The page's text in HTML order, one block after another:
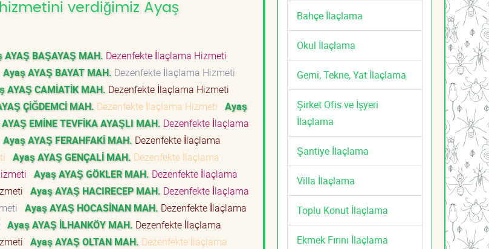
verdiğimiz Ayaş
AYAŞ BAŞAYAŞ MAH. Dezenfekte İlaçlama Hizmeti
Ayaş AYAŞ BAYAT MAH. Dezenfekte İlaçlama Hizmeti
AYAŞ CAMİATİK MAH. Dezenfekte İlaçlama Hizmeti
ÇİĞDEMCİ MAH. Dezenfekte İlaçlama Hizmeti Ayaş
EMİNE TEVFİKA AYAŞLI MAH. Dezenfekte İlaçlama
Ayaş AYAŞ FERAHFAKİ MAH. Dezenfekte İlaçlama
Ayaş AYAŞ GENÇALİ MAH. Dezenfekte İlaçlama
Ayaş AYAŞ GÖKLER MAH. Dezenfekte İlaçlama
Ayaş AYAŞ HACIRECEP MAH. Dezenfekte İlaçlama
Ayaş AYAŞ HOCASİNAN MAH. Dezenfekte İlaçlama
Ayaş AYAŞ İLHANKÖY MAH. Dezenfekte İlaçlama
Ayaş AYAŞ OLTAN MAH. Dezenfekte İlaçlama
Bahçe İlaçlama
Okul İlaçlama
Gemi, Tekne, Yat İlaçlama
Şirket Ofis ve İşyeri
İlaçlama
Şantiye İlaçlama
Villa İlaçlama
Toplu Konut İlaçlama
Ekmek Fırını İlaçlama